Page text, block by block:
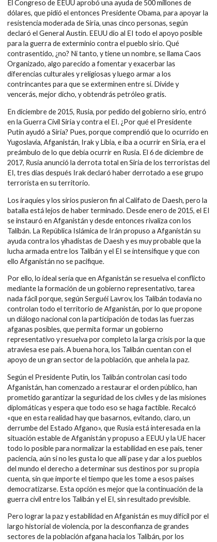
El Congreso de EEUU aprobó una ayuda de 500 millones de
dólares, que pidió el entonces Presidente Obama, para apoyar la
resistencia moderada de Siria, unas cinco personas, según
declaró el General Austin. EEUU dio al EI todo el apoyo posible
para la guerra de exterminio contra el pueblo sirio. Qué
contrasentido, ¿no? Ni tanto, y tiene un nombre, se llama Caos
Organizado, algo parecido a fomentar y exacerbar las
diferencias culturales y religiosas y luego armar a los
contrincantes para que se exterminen entre sí. Divide y
vencerás, mejor dicho, y obtendrás petróleo gratis.
En diciembre de 2015, Rusia, por pedido del gobierno sirio, entró
en la Guerra Civil Siria y contra el EI. ¿Por qué el Presidente
Putin ayudó a Siria? Pues, porque comprendió que lo ocurrido en
Yugoslavia, Afganistán, Irak y Libia, e iba a ocurrir en Siria, era el
preámbulo de lo que debía ocurrir en Rusia. El 6 de diciembre de
2017, Rusia anunció la derrota total en Siria de los terroristas del
EI, tres días después Irak declaró haber derrotado a ese grupo
terrorista en su territorio.
Los iraquíes y los sirios pusieron fin al Califato de Daesh, pero la
batalla está lejos de haber terminado. Desde enero de 2015, el EI
se instauró en Afganistán y desde entonces rivaliza con los
Talibán. La República Islámica de Irán propuso a Afganistán su
ayuda contra los yihadistas de Daesh y es muy probable que la
lucha armada entre los Talibán y el EI se intensifique y que con
ello Afganistán no se pacifique.
Por ello, lo ideal sería que en Afganistán se resuelva el conflicto
mediante la formación de un gobierno representativo, tarea
nada fácil porque, según Serguéi Lavrov, los Talibán todavía no
controlan todo el territorio de Afganistán, por lo que propone
un diálogo nacional con la participación de todas las fuerzas
afganas posibles, que permita formar un gobierno
representativo y resuelva por completo la larga crisis por la que
atraviesa ese país. A buena hora, los Talibán cuentan con el
apoyo de un gran sector de la población, que anhela la paz.
Según el Presidente Putin, los Talibán controlan casi todo
Afganistán, han comenzado a restaurar el orden público, han
prometido garantizar la seguridad de los civiles y de las misiones
diplomáticas y espera que todo eso se haga factible. Recalcó
«que en esta realidad hay que basarnos, evitando, claro, un
derrumbe del Estado Afgano», que Rusia está interesada en la
situación estable de Afganistán y propuso a EEUU y la UE hacer
todo lo posible para normalizar la estabilidad en ese país, tener
paciencia, aún si no les gusta lo que allí pase y dar a los pueblos
del mundo el derecho a determinar sus destinos por su propia
cuenta, sin que importe el tiempo que les tome a esos países
democratizarse. Esta opción es mejor que la continuación de la
guerra civil entre los Talibán y el EI, sin resultado previsible.
Pero lograr la paz y estabilidad en Afganistán es muy difícil por el
largo historial de violencia, por la desconfianza de grandes
sectores de la población afgana hacia los Talibán, por los